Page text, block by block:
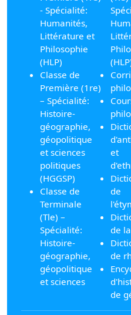
- Spécialité:
Humanités,
Littérature et
Philosophie
(HLP)
Classe de
Première (1re)
– Spécialité:
Histoire-
géographie,
géopolitique
et sciences
politiques
(HGGSP)
Classe de
Terminale
(Tle) –
Spécialité:
Histoire-
géographie,
géopolitique
et sciences
et
de
de
de
de